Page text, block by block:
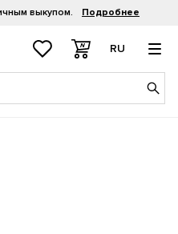
выкупом. Подробнее
RU